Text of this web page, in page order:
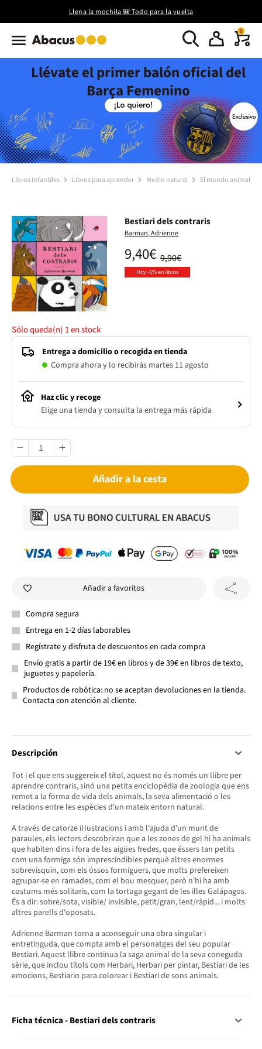
Llena la mochila 🎒 Todo para la vuelta
0
Llévate el primer balón oficial del
Barça Femenino
Libros Infantiles Libros para aprender Medio natural El mundo animal
Bestiari dels contraris
Barman, Adrienne
9,90€
9,40€
Hoy -5% en libros
Sólo queda(n) 1en stock
Entrega a domicilio o recogida en tienda
Compra ahora y lo recibirás martes 11 agosto
Haz clic y recoge
Elige una tienda y consulta la entrega más rápida
Añadir a la cesta
Añadir a favoritos
Compra segura
Entrega en 1-2 días laborables
Regístrate y disfruta de descuentos en cada compra
Envío gratis a partir de 19€ en libros y de 39€ en libros de texto,
juguetes y papelería.
Productos de robótica: no se aceptan devoluciones en la tienda.
Contacta con atención al cliente.
Descripción
Tot i el que ens suggereix el títol, aquest no és només un llibre per
aprendre contraris, sinó una petita enciclopèdia de zoologia que ens
remet a la forma de vida dels animals, la seva alimentació o les
relacions entre les espècies d'un mateix entorn natural.
A través de catorze il·lustracions i amb l'ajuda d'un munt de
paraules, els lectors descobriran que a les zones de gel hi ha animals
que habiten dins i fora de les aigües fredes, que éssers tan petits
com una formiga són imprescindibles perquè altres enormes
sobrevisquin, com els óssos formiguers, que molts prefereixen
agrupar-se en ramades, com el bou mesquer, però n'hi ha amb
costums més solitaris, com la tortuga gegant de les illes Galápagos.
És a dir: sobre/sota, visible/ invisible, petit/gran, lent/ràpid... i molts
altres parells d'oposats.
Adrienne Barman torna a aconseguir una obra singular i
entretinguda, que compta amb el personatges del seu popular
Bestiari. Aquest llibre continua la saga animal de la seva coneguda
sèrie, que inclou títols com Herbari, Herbari per pintar, Bestiari de les
emocions, Bestiario para colorear i Bestiari de sons animals.
Ficha técnica - Bestiari dels contraris